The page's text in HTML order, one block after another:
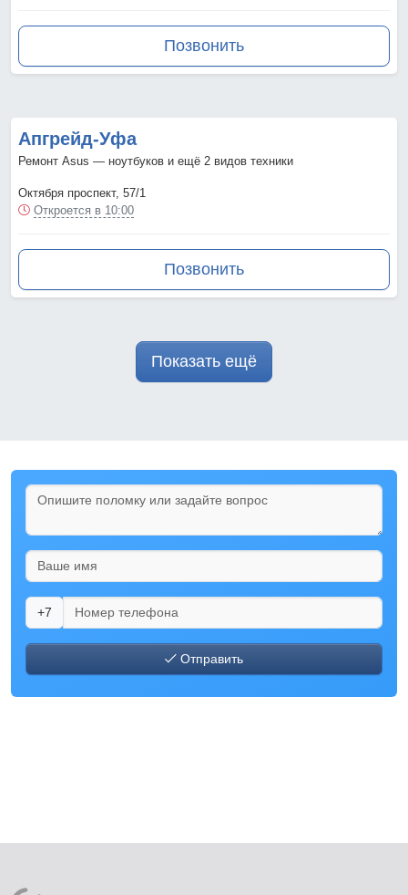
Позвонить
Апгрейд-Уфа
Ремонт Asus — ноутбуков и ещё 2 видов техники
Октября проспект, 57/1
Откроется в 10:00
Позвонить
Показать ещё
+7
Отправить